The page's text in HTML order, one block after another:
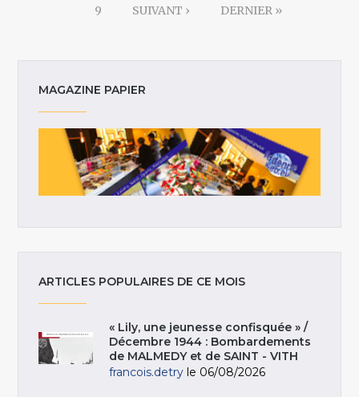
9
SUIVANT › DERNIER »
MAGAZINE PAPIER
ARTICLES POPULAIRES DE CE MOIS
« Lily, une jeunesse confisquée » /
Décembre 1944 : Bombardements
de MALMEDY et de SAINT - VITH
francois.detry le 06/08/2026